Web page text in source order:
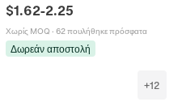
Γεωμετρικό Στέμμα Αστέρι Φεγγάρι
$1.62-2.25
Χωρίς MOQ · 62 πουλήθηκε πρόσφατα
Δωρεάν αποστολή
+12